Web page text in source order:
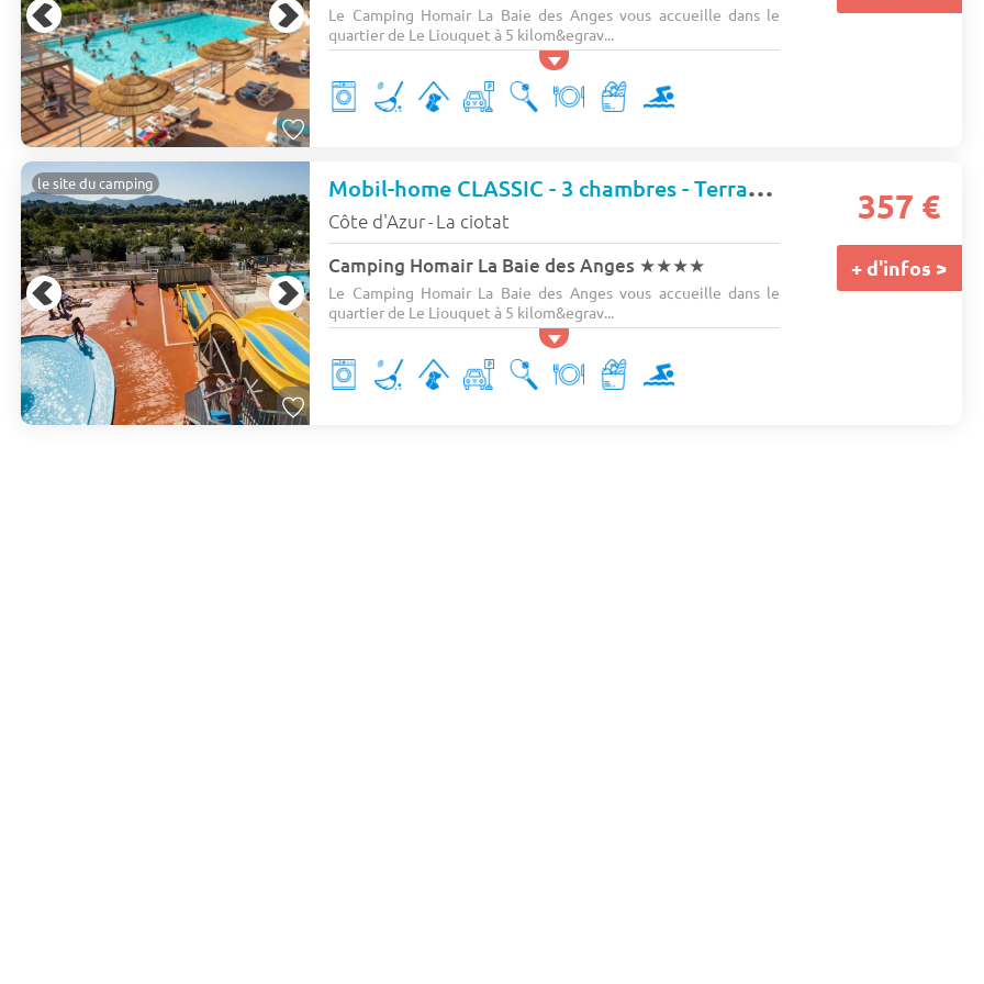
Le Camping Homair La Baie des Anges vous accueille dans le
quartier de Le Liouquet à 5 kilom&egrav...
le site du camping Mobil-home CLASSIC - 3 chambres - Terrasse surélevée - Climatisation 6 pers.
Côte d'Azur- La ciotat
Camping Homair La Baie des Anges ★★★★
Le Camping Homair La Baie des Anges vous accueille dans le
quartier de Le Liouquet à 5 kilom&egrav...
357 €
+ d'infos >